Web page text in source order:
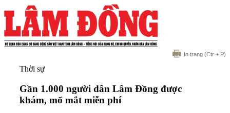
In trang (Ctr + P)
Thời sự
Gần 1.000 người dân Lâm Đồng được
khám, mổ mắt miễn phí